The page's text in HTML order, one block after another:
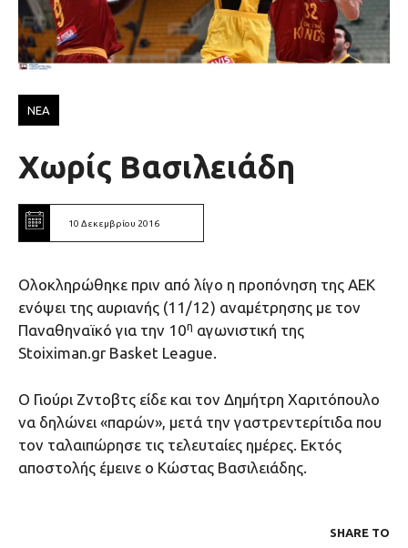
ΝΕΑ
Χωρίς Βασιλειάδη
10 Δεκεμβρίου 2016
Ολοκληρώθηκε πριν από λίγο η προπόνηση της ΑΕΚ
ενόψει της αυριανής (11/12) αναμέτρησης με τον
Παναθηναϊκό για την 10η αγωνιστική της
Stoiximan.gr Basket League.
O Γιούρι Ζντοβτς είδε και τον Δημήτρη Χαριτόπουλο
να δηλώνει «παρών», μετά την γαστρεντερίτιδα που
τον ταλαιπώρησε τις τελευταίες ημέρες. Εκτός
αποστολής έμεινε ο Κώστας Βασιλειάδης.
SHARE ΤΟ